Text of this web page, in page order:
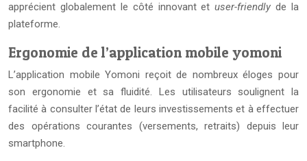
apprécient globalement le côté innovant etuser-friendlyde la
plateforme.
Ergonomie de l’application mobile yomoni
L’application mobile Yomoni reçoit de nombreux éloges pour
son ergonomie et sa fluidité. Les utilisateurs soulignent la
facilité à consulter l’état de leurs investissements et à effectuer
des opérations courantes (versements, retraits) depuis leur
smartphone.